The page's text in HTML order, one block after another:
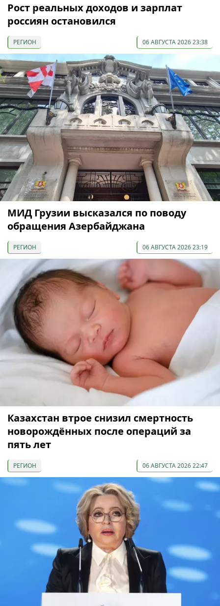
Рост реальных доходов и зарплат
россиян остановился
РЕГИОН 06 АВГУСТА 2026 23:38
МИД Грузии высказался по поводу
обращения Азербайджана
РЕГИОН 06 АВГУСТА 2026 23:19
Казахстан втрое снизил смертность
новорождённых после операций за
пять лет
РЕГИОН 06 АВГУСТА 2026 22:47